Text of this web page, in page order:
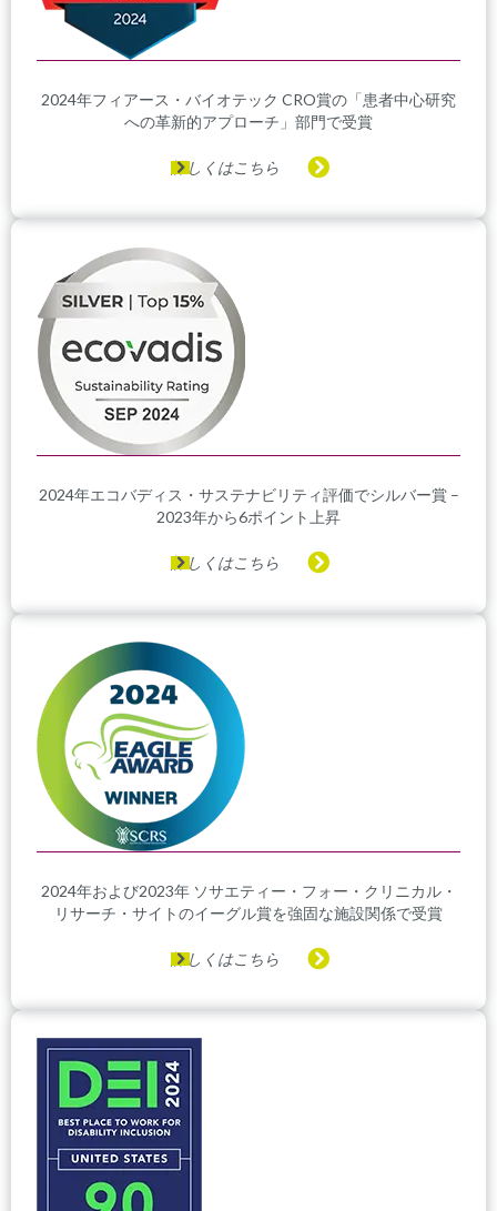
2024年フィアース・バイオテック CRO賞の「患者中心研究
への革新的アプローチ」部門で受賞
詳しくはこちら
2024年エコバディス・サステナビリティ評価でシルバー賞 –
2023年から6ポイント上昇
詳しくはこちら
2024年および2023年 ソサエティー・フォー・クリニカル・
リサーチ・サイトのイーグル賞を強固な施設関係で受賞
詳しくはこちら